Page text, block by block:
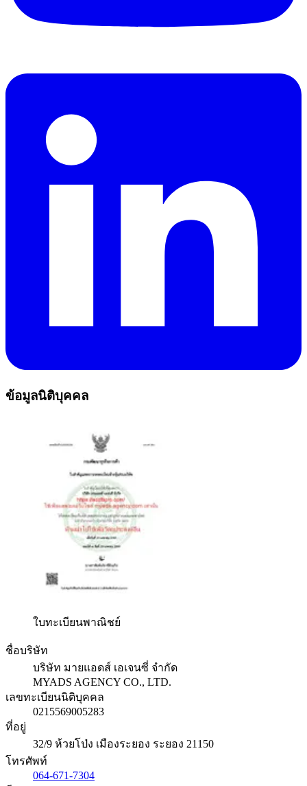
ข้อมูลนิติบุคคล
ใบทะเบียนพาณิชย์
ชื่อบริษัท
บริษัท มายแอดส์ เอเจนซี่ จำกัด
MYADS AGENCY CO., LTD.
เลขทะเบียนนิติบุคคล
0215569005283
ที่อยู่
32/9 ห้วยโป่ง เมืองระยอง ระยอง 21150
โทรศัพท์
064-671-7304